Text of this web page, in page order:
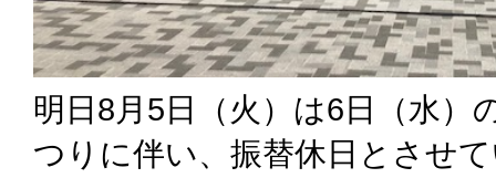
明日8月5日（火）は6日（水）
つりに伴い、振替休日とさせ